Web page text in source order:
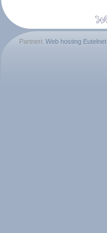
Partneri: Web hosting Eutelnet